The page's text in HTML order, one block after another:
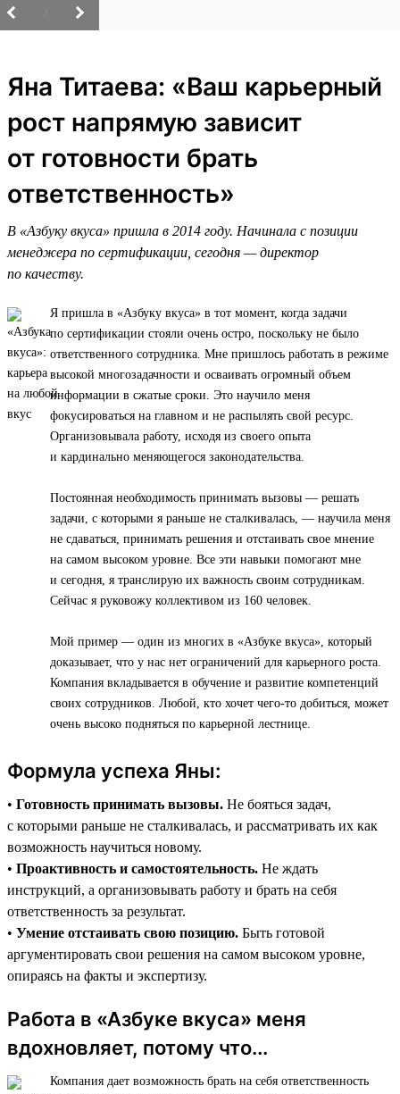
Яна Титаева: «Ваш карьерный
рост напрямую зависит
от готовности брать
ответственность»
В «Азбуку вкуса» пришла в 2014 году. Начинала с позиции
менеджера по сертификации, сегодня — директор
по качеству.
Я пришла в «Азбуку вкуса» в тот момент, когда задачи
по сертификации стояли очень остро, поскольку не было
ответственного сотрудника. Мне пришлось работать в режиме
высокой многозадачности и осваивать огромный объем
информации в сжатые сроки. Это научило меня
фокусироваться на главном и не распылять свой ресурс.
Организовывала работу, исходя из своего опыта
и кардинально меняющегося законодательства.
Постоянная необходимость принимать вызовы — решать
задачи, с которыми я раньше не сталкивалась, — научила меня
не сдаваться, принимать решения и отстаивать свое мнение
на самом высоком уровне. Все эти навыки помогают мне
и сегодня, я транслирую их важность своим сотрудникам.
Сейчас я руковожу коллективом из 160 человек.
Мой пример — один из многих в «Азбуке вкуса», который
доказывает, что у нас нет ограничений для карьерного роста.
Компания вкладывается в обучение и развитие компетенций
своих сотрудников. Любой, кто хочет чего-то добиться, может
очень высоко подняться по карьерной лестнице.
Формула успеха Яны:
• Готовность принимать вызовы. Не бояться задач,
с которыми раньше не сталкивалась, и рассматривать их как
возможность научиться новому.
• Проактивность и самостоятельность. Не ждать
инструкций, а организовывать работу и брать на себя
ответственность за результат.
• Умение отстаивать свою позицию. Быть готовой
аргументировать свои решения на самом высоком уровне,
опираясь на факты и экспертизу.
Работа в «Азбуке вкуса» меня
вдохновляет, потому что...
Компания дает возможность брать на себя ответственность